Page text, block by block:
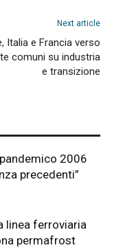
Next article
Italia e Francia verso
comuni su industria
e transizione
2006
precedenti”
linea ferroviaria
permafrost